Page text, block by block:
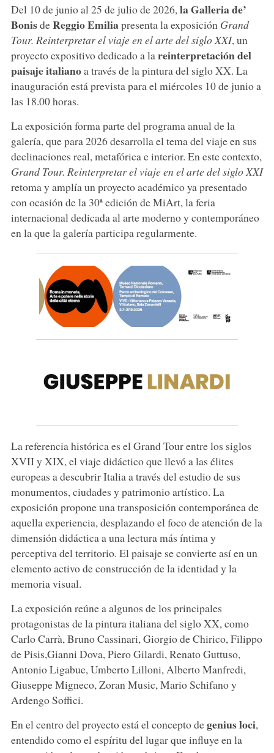
Del 10 de junio al 25 de julio de 2026, la Galleria de’
BonisdeReggio Emiliapresenta la exposición Grand
Tour. Reinterpretar el viaje en el arte del siglo XXI, un
proyecto expositivo dedicado a la reinterpretación del
paisaje italianoa través de la pintura del siglo XX. La
inauguración está prevista para el miércoles 10 de junio a
las 18.00 horas.
La exposición forma parte del programa anual de la
galería, que para 2026 desarrolla el tema del viaje en sus
declinaciones real, metafórica e interior. En este contexto,
Grand Tour. Reinterpretar el viaje en el arte del siglo XXI
retoma y amplía un proyecto académico ya presentado
con ocasión de la 30ª edición de MiArt, la feria
internacional dedicada al arte moderno y contemporáneo
en la que la galería participa regularmente.
La referencia histórica es el Grand Tour entre los siglos
XVII y XIX, el viaje didáctico que llevó a las élites
europeas a descubrir Italia a través del estudio de sus
monumentos, ciudades y patrimonio artístico. La
exposición propone una transposición contemporánea de
aquella experiencia, desplazando el foco de atención de la
dimensión didáctica a una lectura más íntima y
perceptiva del territorio. El paisaje se convierte así en un
elemento activo de construcción de la identidad y la
memoria visual.
La exposición reúne a algunos de los principales
protagonistas de la pintura italiana del siglo XX, como
Carlo Carrà, Bruno Cassinari, Giorgio de Chirico, Filippo
de Pisis,Gianni Dova, Piero Gilardi, Renato Guttuso,
Antonio Ligabue, Umberto Lilloni, Alberto Manfredi,
Giuseppe Migneco, Zoran Music, Mario Schifano y
Ardengo Soffici.
En el centro del proyecto está el concepto degenius loci,
entendido como el espíritu del lugar que influye en la